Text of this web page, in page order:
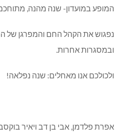
המופע במועדון- שנה מהנה,
נפגוש את הקהל החם והמפרגן של
ובמסגרות אחרות.
ולכולכם אנו מאחלים: שנה נפלאה!
אפרת פלדמן, אבי בן דב ויאיר